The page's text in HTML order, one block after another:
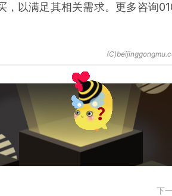
，以满足其相关需求。更多咨询
下